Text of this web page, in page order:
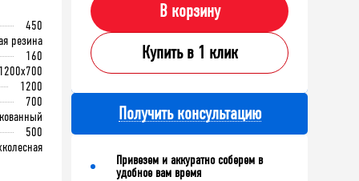
450
резина
160
1200x700
1200
700
500
В корзину
Купить в 1 клик
Получить консультацию
Привезем и аккуратно соберем в
удобное вам время